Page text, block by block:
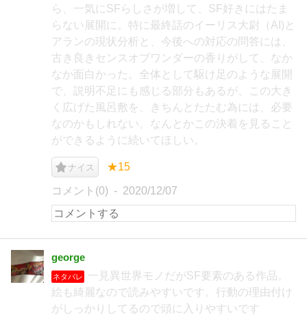
ら、一気にSFらしさが増して、SF好きにはたま
らない展開に。特に最終話のイーリス大尉（AI)と
アランの現状分析と、今後への対応の問答には、
古き良きセンスオブワンダーの香りがして、なか
なか面白かった。全体として駆け足のような展開
で、説明不足にも感じる部分もあるが、この大き
く広げた風呂敷を、きちんとたたむ為には、必要
なのかもしれない。なんとかこの決着を見ること
ができるように続いてほしい。
ナイス ★15
コメント(0) 2020/12/07
george
ネタバレ
一見異世界モノだがSF要素のある作品。
絵も綺麗なので読みやすいです。行動の理由付け
がしっかりしてるので頭に入りやすいです